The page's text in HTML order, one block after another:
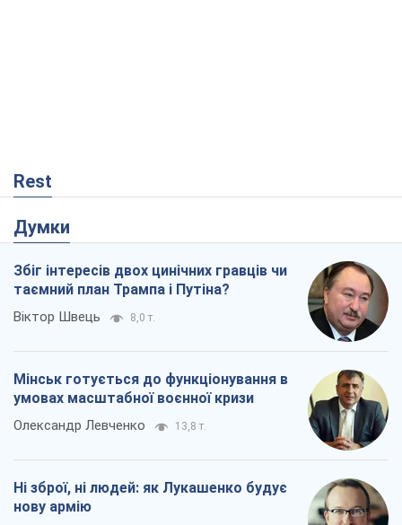
Rest
Думки
Збіг інтересів двох цинічних гравців чи
таємний план Трампа і Путіна?
Віктор Швець 8,0 т.
Мінськ готується до функціонування в
умовах масштабної воєнної кризи
Олександр Левченко 13,8 т.
Ні зброї, ні людей: як Лукашенко будує
нову армію